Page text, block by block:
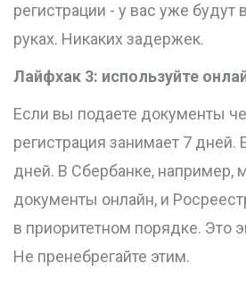
регистрации - у вас уже будут
руках. Никаких задержек.
Лайфхак 3: используйте
Если вы подаете документы
регистрация занимает 7 дней.
дней. В Сбербанке, например,
документы онлайн, и
в приоритетном порядке. Это
Не пренебрегайте этим.